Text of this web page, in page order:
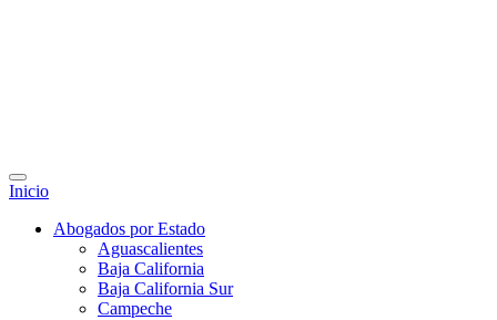
Inicio
Abogados por Estado
Aguascalientes
Baja California
Baja California Sur
Campeche